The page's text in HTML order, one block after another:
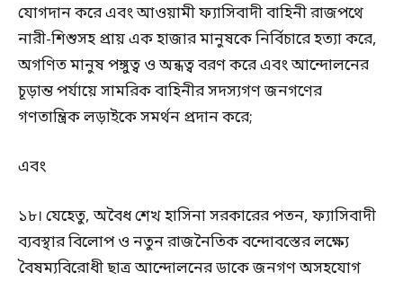
যোগদান করে এবং আওয়ামী ফ্যাসিবাদী বাহিনী রাজপথে
নারী-শিশুসহ প্রায় এক হাজার মানুষকে নির্বিচারে হত্যা করে,
অগণিত মানুষ পঙ্গুত্ব ও অন্ধত্ব বরণ করে এবং আন্দোলনের
চূড়ান্ত পর্যায়ে সামরিক বাহিনীর সদস্যগণ জনগণের
গণতান্ত্রিক লড়াইকে সমর্থন প্রদান করে;
এবং
১৮। যেহেতু, অবৈধ শেখ হাসিনা সরকারের পতন, ফ্যাসিবাদী
ব্যবস্থার বিলোপ ও নতুন রাজনৈতিক বন্দোবস্তের লক্ষ্যে
বৈষম্যবিরোধী ছাত্র আন্দোলনের ডাকে জনগণ অসহযোগ